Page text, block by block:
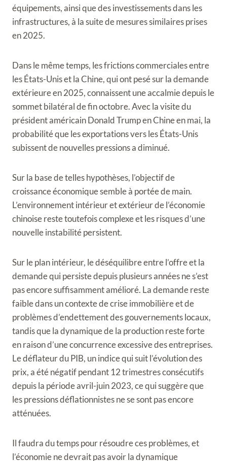
équipements, ainsi que des investissements dans les
infrastructures, à la suite de mesures similaires prises
en 2025.
Dans le même temps, les frictions commerciales entre
les États-Unis et la Chine, qui ont pesé sur la demande
extérieure en 2025, connaissent une accalmie depuis le
sommet bilatéral de fin octobre. Avec la visite du
président américain Donald Trump en Chine en mai, la
probabilité que les exportations vers les États-Unis
subissent de nouvelles pressions a diminué.
Sur la base de telles hypothèses, l’objectif de
croissance économique semble à portée de main.
L’environnement intérieur et extérieur de l’économie
chinoise reste toutefois complexe et les risques d’une
nouvelle instabilité persistent.
Sur le plan intérieur, le déséquilibre entre l’offre et la
demande qui persiste depuis plusieurs années ne s’est
pas encore suffisamment amélioré. La demande reste
faible dans un contexte de crise immobilière et de
problèmes d’endettement des gouvernements locaux,
tandis que la dynamique de la production reste forte
en raison d’une concurrence excessive des entreprises.
Le déflateur du PIB, un indice qui suit l’évolution des
prix, a été négatif pendant 12 trimestres consécutifs
depuis la période avril-juin 2023, ce qui suggère que
les pressions déflationnistes ne se sont pas encore
atténuées.
Il faudra du temps pour résoudre ces problèmes, et
l’économie ne devrait pas avoir la dynamique